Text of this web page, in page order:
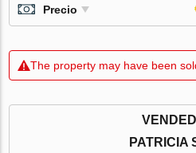
Precio
The property may have been
PATRICIA